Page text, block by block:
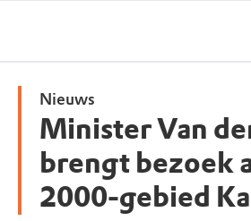
Nieuws
Minister Van
brengt bezoek
2000-gebied